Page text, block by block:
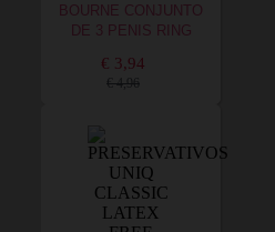
BOURNE CONJUNTO
DE 3 PENIS RING
€ 3,94
€ 4,96